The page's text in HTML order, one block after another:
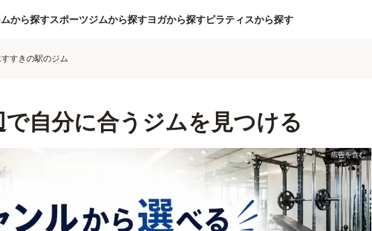
から探すスポーツジムから探すヨガから探すピラティスから探す
すすきの駅のジム
自分に合うジムを見つける